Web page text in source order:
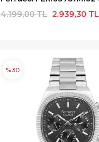
2.939,30 TL
4.199,00 TL
%30